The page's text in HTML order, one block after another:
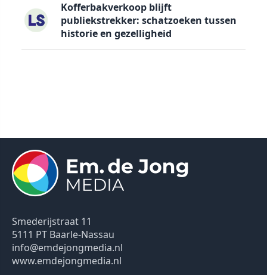
Kofferbakverkoop blijft
publiekstrekker: schatzoeken tussen
historie en gezelligheid
Smederijstraat 11
5111 PT Baarle-Nassau
info@emdejongmedia.nl
www.emdejongmedia.nl